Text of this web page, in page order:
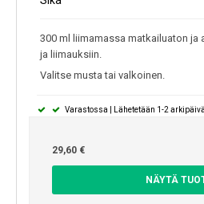
300 ml liimamassa matkailuaton ja
ja liimauksiin.
Valitse musta tai valkoinen.
Varastossa | Lähetetään 1-2
29,60 €
NÄYTÄ